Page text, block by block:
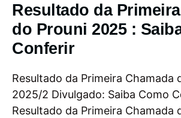
Resultado da
do Prouni 2025 :
Conferir
Resultado da Primeira Chamada
2025/2 Divulgado: Saiba Como
Resultado da Primeira Chamada